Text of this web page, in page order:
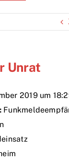
Unrat
2019 um